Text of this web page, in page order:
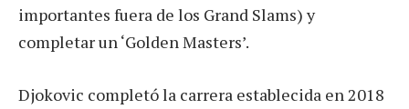
importantes fuera de los Grand Slams) y
completar un ‘Golden Masters’.
Djokovic completó la carrera establecida en 2018